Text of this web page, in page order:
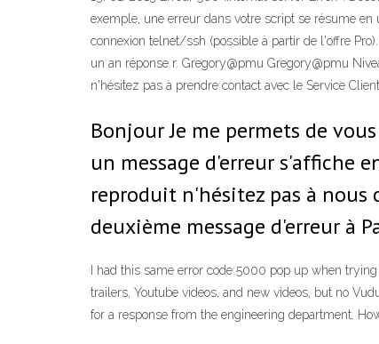
exemple, une erreur dans votre script se résume
connexion telnet/ssh (possible à partir de l'offre
un an réponse r. Gregory@pmu Gregory@pmu
n'hésitez pas à prendre contact avec le Service
Bonjour Je me permets de
un message d'erreur s'affiche
reproduit n'hésitez pas à nous
deuxième message d'erreur à
I had this same error code 5000 pop up when
trailers, Youtube videos, and new videos, but no
for a response from the engineering department.